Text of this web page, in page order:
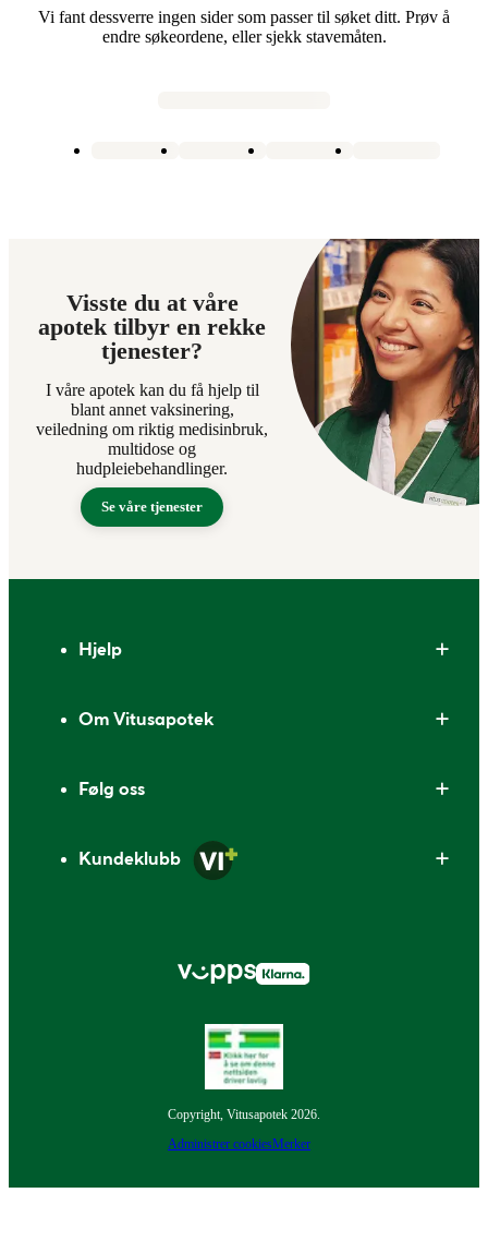
Vi fant dessverre ingen sider som passer til søket ditt. Prøv å
endre søkeordene, eller sjekk stavemåten.
Visste du at våre
apotek tilbyr en rekke
tjenester?
I våre apotek kan du få hjelp til
blant annet vaksinering,
veiledning om riktig medisinbruk,
multidose og
hudpleiebehandlinger.
Se våre tjenester
Hjelp
Om Vitusapotek
Følg oss
Kundeklubb
Copyright, Vitusapotek 2026.
Administrer cookiesMerker